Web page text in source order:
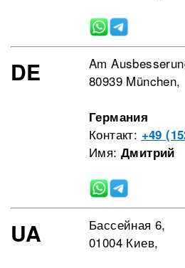
DE
Am
80939 München,
Германия
Контакт: +49
Имя: Дмитрий
UA
Бассейная 6,
01004 Киев,